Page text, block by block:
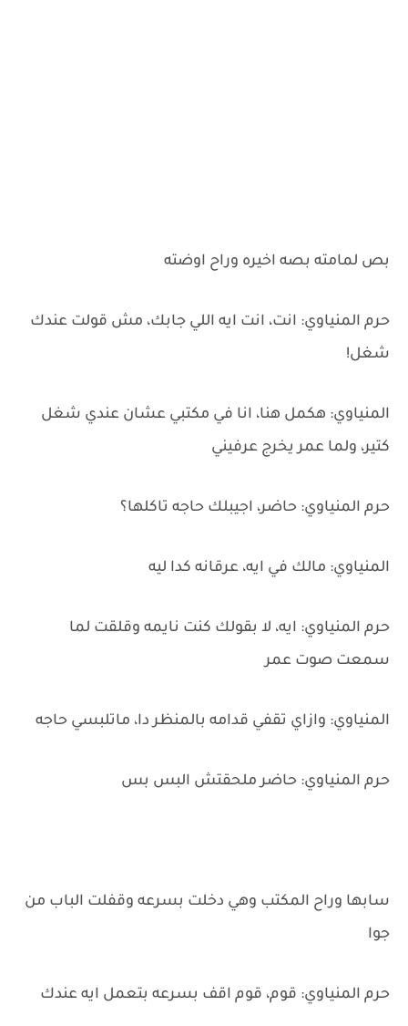
بص لمامته بصه اخيره وراح اوضته
حرم المنياوي: انت، انت ايه اللي جابك، مش قولت عندك
شغل!
المنياوي: هكمل هنا، انا في مكتبي عشان عندي شغل
كتير، ولما عمر يخرج عرفيني
حرم المنياوي: حاضر، اجيبلك حاجه تاكلها؟
المنياوي: مالك في ايه، عرقانه كدا ليه
حرم المنياوي: ايه، لا بقولك كنت نايمه وقلقت لما
سمعت صوت عمر
المنياوي: وازاي تقفي قدامه بالمنظر دا، ماتلبسي حاجه
حرم المنياوي: حاضر ملحقتش البس بس
سابها وراح المكتب وهي دخلت بسرعه وقفلت الباب من
جوا
حرم المنياوي: قوم، قوم اقف بسرعه بتعمل ايه عندك